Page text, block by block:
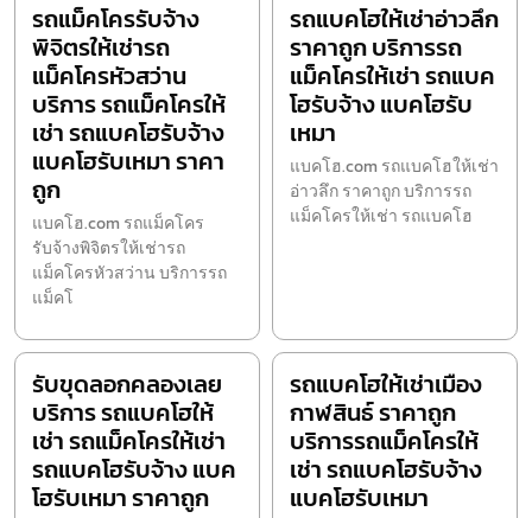
รถแม็คโครรับจ้าง
พิจิตรให้เช่ารถ
แม็คโครหัวสว่าน
บริการ รถแม็คโครให้
เช่า รถแบคโฮรับจ้าง
แบคโฮรับเหมา ราคา
ถูก
แบคโฮ.com รถแม็คโคร
รับจ้างพิจิตรให้เช่ารถ
แม็คโครหัวสว่าน บริการรถ
แม็คโ
รถแบคโฮให้เช่าอ่าวลึก
ราคาถูก บริการรถ
แม็คโครให้เช่า รถแบค
โฮรับจ้าง แบคโฮรับ
เหมา
แบคโฮ.com รถแบคโฮให้เช่า
อ่าวลึก ราคาถูก บริการรถ
แม็คโครให้เช่า รถแบคโฮ
รับขุดลอกคลองเลย
บริการ รถแบคโฮให้
เช่า รถแม็คโครให้เช่า
รถแบคโฮรับจ้าง แบค
โฮรับเหมา ราคาถูก
รถแบคโฮให้เช่าเมือง
กาฬสินธ์ ราคาถูก
บริการรถแม็คโครให้
เช่า รถแบคโฮรับจ้าง
แบคโฮรับเหมา